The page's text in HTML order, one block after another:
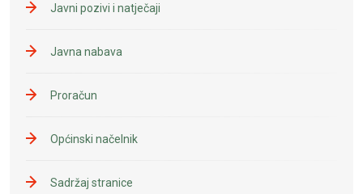
Javni pozivi i natječaji
Javna nabava
Proračun
Općinski načelnik
Sadržaj stranice